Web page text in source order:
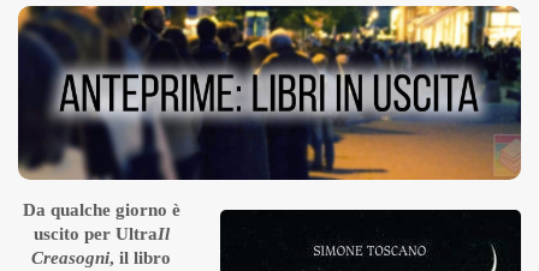
Da qualche giorno è
uscito per UltraIl
Creasogni, il libro